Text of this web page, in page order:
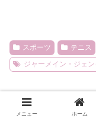
スポーツ テニス
ジャーメイン・ジェン
メニュー ホーム